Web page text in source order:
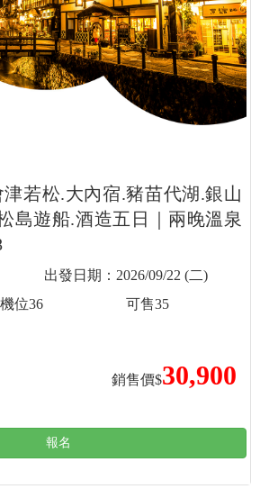
若松.大內宿.豬苗代湖.銀山
島遊船.酒造五日｜兩晚溫泉
2026/09/22 (二)
銷售價$30,900
機位36 可售35
報名